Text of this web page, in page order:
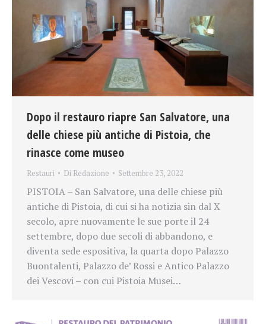
Dopo il restauro riapre San Salvatore, una
delle chiese più antiche di Pistoia, che
rinasce come museo
Restauri Di Redazione Settembre 23, 2022
PISTOIA – San Salvatore, una delle chiese più
antiche di Pistoia, di cui si ha notizia sin dal X
secolo, apre nuovamente le sue porte il 24
settembre, dopo due secoli di abbandono, e
diventa sede espositiva, la quarta dopo Palazzo
Buontalenti, Palazzo de’ Rossi e Antico Palazzo
dei Vescovi – con cui Pistoia Musei…